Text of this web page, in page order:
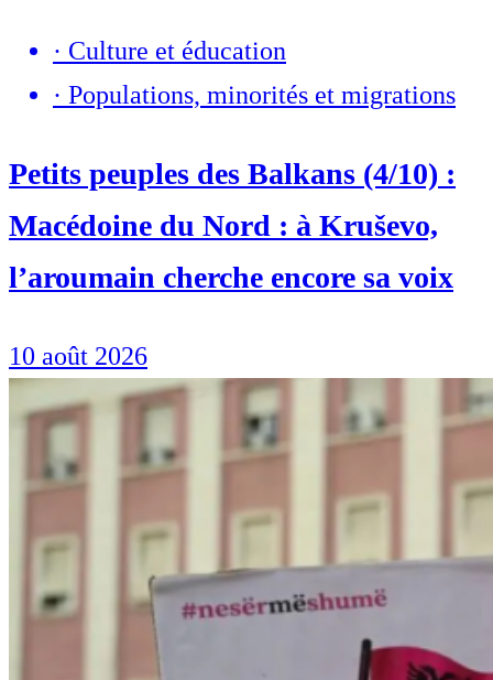
· Culture et éducation
· Populations, minorités et migrations
Petits peuples des Balkans (4/10) :
Macédoine du Nord : à Kruševo,
l’aroumain cherche encore sa voix
10 août 2026